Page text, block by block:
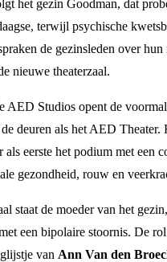
het gezin Goodman, dat
terwijl psychische
de gezinsleden over
nieuwe theaterzaal.
AED Studios opent de
deuren als het AED Theater.
als eerste het podium met een
gezondheid, rouw en
staat de moeder van het
een bipolaire stoornis. De
van Ann Van den